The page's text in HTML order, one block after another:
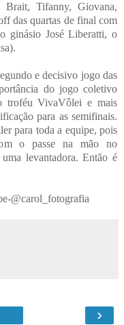
Tifanny, Giovana,
das quartas de final com
ginásio José Liberatti, o
e decisivo jogo das
do jogo coletivo
troféu VivaVôlei e mais
para as semifinais.
para toda a equipe, pois
o passe na mão no
levantadora. Então é
@carol_fotografia
›